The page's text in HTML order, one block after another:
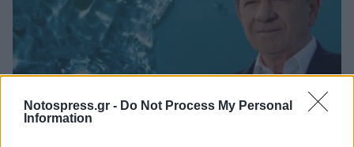
Notospress.gr - Do Not Process My Personal
Information